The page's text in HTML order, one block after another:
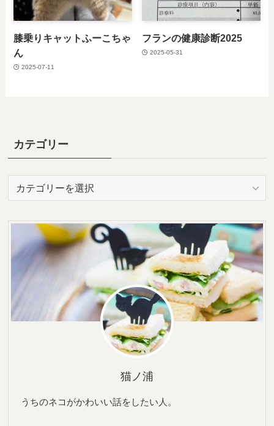
膝乗りキャットふーこちゃ
ん
2025-07-11
フランの健康診断2025
2025-05-31
カテゴリー
猫ノ浦
うちのネコがかわいい話をしたい人。